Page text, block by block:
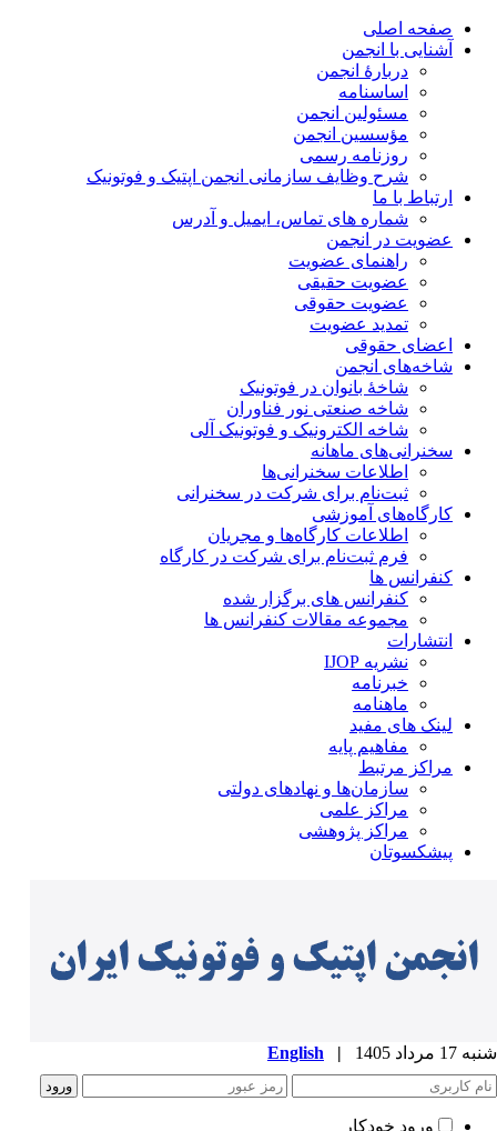
صفحه اصلی
آشنایی با انجمن
دربارۀ انجمن
اساسنامه
مسئولین انجمن
مؤسسین انجمن
روزنامه رسمی
شرح وظایف سازمانی انجمن اپتیک و فوتونیک
ارتباط با ما
شماره های تماس، ایمیل و آدرس
عضویت در انجمن
راهنمای عضویت
عضویت حقیقی
عضویت حقوقی
تمدید عضویت
اعضای حقوقی
شاخه‌های انجمن
شاخۀ بانوان در فوتونیک
شاخه صنعتی نور فناوران
شاخه‌ الکترونیک و فوتونیک آلی
سخنرانی‌های ماهانه
اطلاعات سخنرانی‌‌ها
ثبت‌نام برای شرکت در سخنرانی
کارگاه‌های آموزشی
اطلاعات کارگاه‌ها و مجریان
فرم ثبت‌نام برای شرکت در کارگاه
کنفرانس ها
کنفرانس های برگزار شده
مجموعه مقالات کنفرانس ها
انتشارات
نشریه IJOP
خبرنامه
ماهنامه
لینک های مفید
مفاهیم پایه
مراکز مرتبط
سازمان‌ها و نهادهای دولتی
مراکز علمی
مراکز پژوهشی
پیشکسوتان
مرداد 1405 |
English
ورود خودکار